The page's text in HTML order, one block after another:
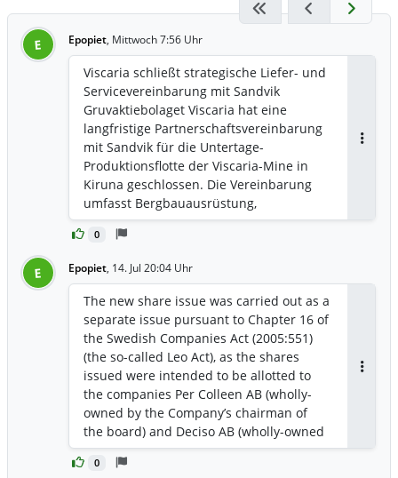
E Epopiet, Mittwoch 7:56 Uhr
0
Viscaria schließt strategische Liefer- und
Servicevereinbarung mit Sandvik
Gruvaktiebolaget Viscaria hat eine
langfristige Partnerschaftsvereinbarung
mit Sandvik für die Untertage-
Produktionsflotte der Viscaria-Mine in
Kiruna geschlossen. Die Vereinbarung
umfasst Bergbauausrüstung,
Gesteinsbohrwerkzeuge, digitale und
automatisierte Lösungen sowie
Supportangebote und ist ein wichtiger
Bestandteil der Vorbereitungen auf die
Produktionsaufnahme. Ein wesentlicher
Bestandteil der Vereinbarung ist der
Aufbau einer eigenen
Serviceorganisation von Sandvik vor Ort
bei Viscaria, um den Betrieb der
Untertage-Produktionsflotte zu
unterstützen. Die Auslieferung erfolgt
schrittweise im weiteren Verlauf des
Projekts. „Wir freuen uns sehr, unsere
E Epopiet, 14. Jul 20:04 Uhr
0
The new share issue was carried out as a
separate issue pursuant to Chapter 16 of
the Swedish Companies Act (2005:551)
(the so-called Leo Act), as the shares
issued were intended to be allotted to
the companies Per Colleen AB (wholly-
owned by the Company’s chairman of
the board) and Deciso AB (wholly-owned
by the Company’s CEO). For further
information, please contact: Jörgen